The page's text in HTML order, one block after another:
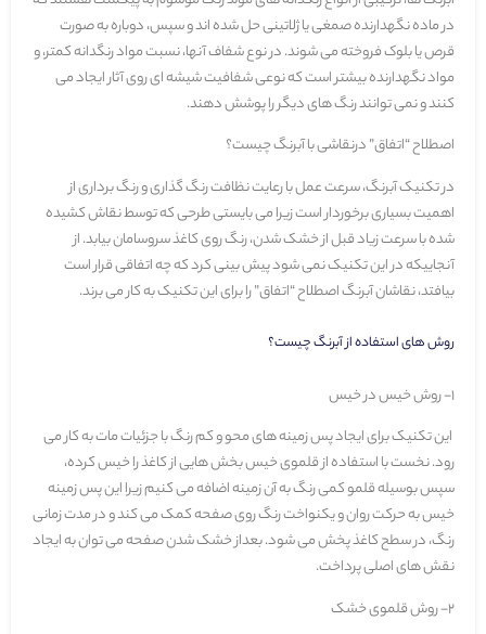
در ماده نگهدارنده صمغی یا ژلاتینی حل شده اند و سپس، دوباره به صورت
قرص یا بلوک فروخته می شوند. در نوع شفاف آنها، نسبت مواد رنگدانه کمتر، و
مواد نگهدارنده بیشتر است که نوعی شفافیت شیشه ای روی آثار ایجاد می
کنند و نمی توانند رنگ های دیگر را پوشش دهند.
اصطلاح “اتفاق” درنقاشی با آبرنگ چیست؟
در تکنیک آبرنگ، سرعت عمل با رعایت نظافت رنگ گذاری و رنگ برداری از
اهمیت بسیاری برخوردار است زیرا می بایستی طرحی که توسط نقاش کشیده
شده با سرعت زیاد قبل از خشک شدن، رنگ روی کاغذ سروسامان بیابد. از
آنجاییکه در این تکنیک نمی شود پیش بینی کرد که چه اتفاقی قرار است
بیافتد، نقاشان آبرنگ اصطلاح “اتفاق” را برای این تکنیک به کار می برند.
روش های استفاده از آبرنگ چیست؟
این تکنیک برای ایجاد پس زمینه های محو و کم رنگ با جزئیات مات به کار می
رود. نخست با استفاده از قلموی خیس بخش هایی از کاغذ را خیس کرده،
سپس بوسیله قلمو کمی رنگ به آن زمینه اضافه می کنیم زیرا این پس زمینه
خیس به حرکت روان و یکنواخت رنگ روی صفحه کمک می کند و در مدت زمانی
رنگ، در سطح کاغذ پخش می شود. بعداز خشک شدن صفحه می توان به ایجاد
نقش های اصلی پرداخت.